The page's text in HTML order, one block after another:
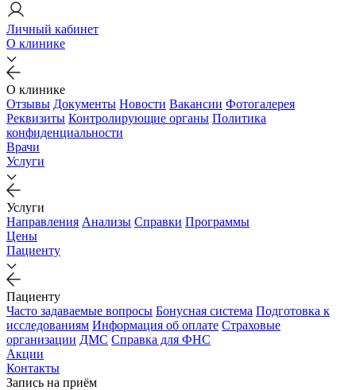
Личный кабинет
О клинике
О клинике
Отзывы Документы Новости Вакансии Фотогалерея
Реквизиты Контролирующие органы Политика
конфиденциальности
Врачи
Услуги
Услуги
Направления Анализы Справки Программы
Цены
Пациенту
Пациенту
Часто задаваемые вопросы Бонусная система Подготовка к
исследованиям Информация об оплате Страховые
организации ДМС Справка для ФНС
Акции
Контакты
Запись на приём